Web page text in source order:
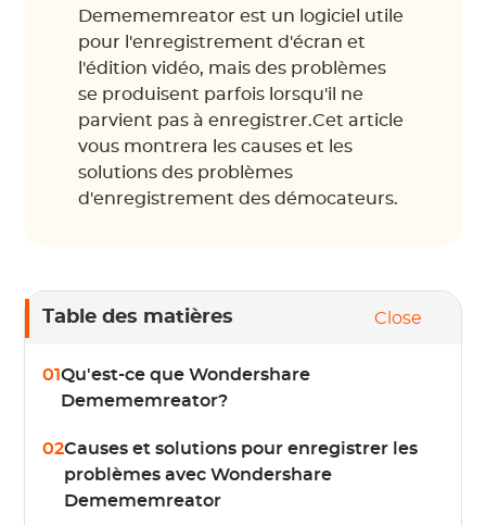
Demememreator est un logiciel utile
pour l'enregistrement d'écran et
l'édition vidéo, mais des problèmes
se produisent parfois lorsqu'il ne
parvient pas à enregistrer.Cet article
vous montrera les causes et les
solutions des problèmes
d'enregistrement des démocateurs.
Table des matières Close
01Qu'est-ce que Wondershare
Demememreator?
02Causes et solutions pour enregistrer les
problèmes avec Wondershare
Demememreator